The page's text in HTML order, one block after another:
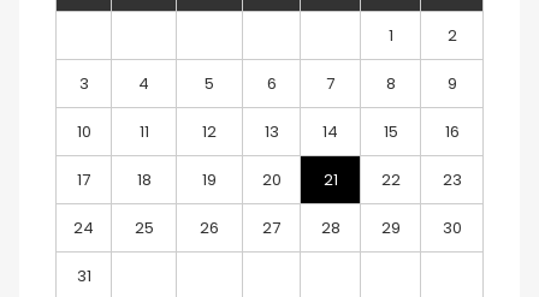
1 2
3 4 5 6 7 8 9
10 11 12 13 14 15 16
17 18 19 20 21 22 23
24 25 26 27 28 29 30
31